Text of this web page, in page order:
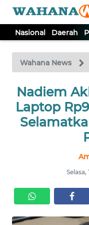
Nasional Daerah
Wahana News
Nadiem
Laptop
Selasa,
TV
Tutup
NASIONAL
DAERAH
EKUIN